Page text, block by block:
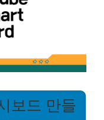
보드 만들